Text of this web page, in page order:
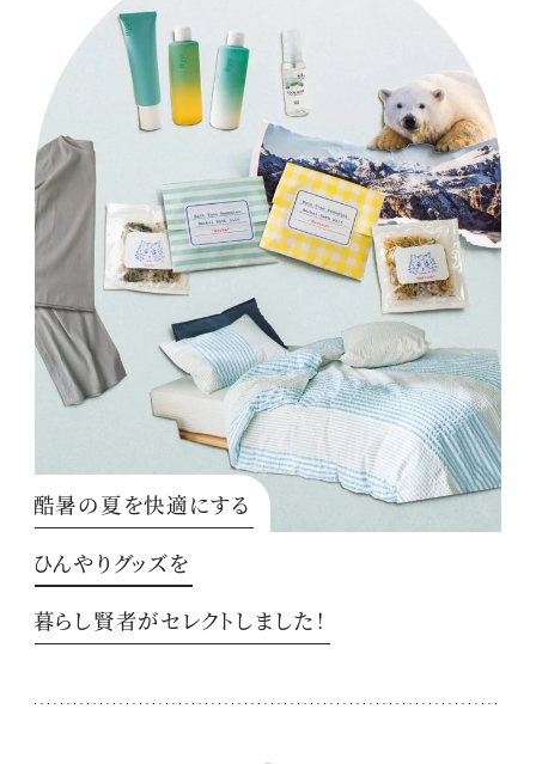
酷暑の夏を快適にする
ひんやりグッズを
暮らし賢者がセレクトしました！